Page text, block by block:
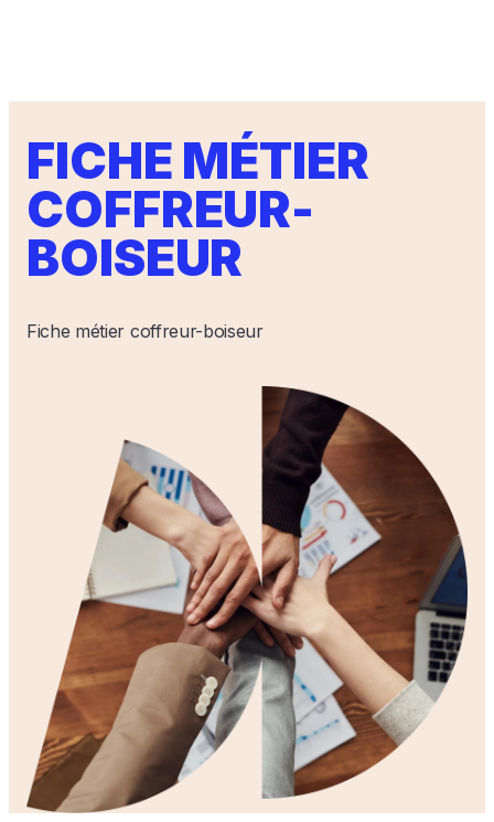
FICHE MÉTIER
COFFREUR-
BOISEUR
Fiche métier coffreur-boiseur